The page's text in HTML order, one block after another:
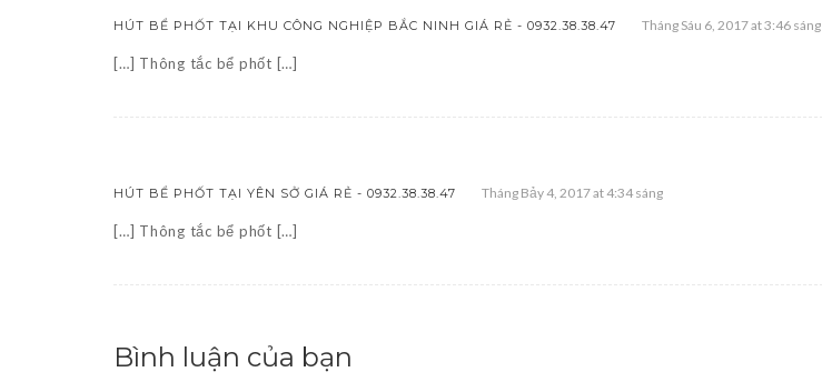
HÚT BỂ PHỐT TẠI KHU CÔNG NGHIỆP BẮC NINH GIÁ RẺ - 0932.38.38.47 Tháng Sáu 6, 2017 at 3:46 sáng
[…] Thông tắc bể phốt […]
HÚT BỂ PHỐT TẠI YÊN SỞ GIÁ RẺ - 0932.38.38.47 Tháng Bảy 4, 2017 at 4:34 sáng
[…] Thông tắc bể phốt […]
Bình luận của bạn